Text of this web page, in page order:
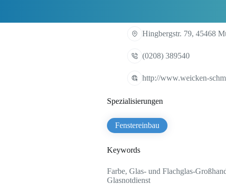
Hingbergstr. 79, 45468
(0208) 389540
http://www.weicken-
Spezialisierungen
Fenstereinbau
Keywords
Farbe, Glas- und Flachglas-
Glasnotdienst